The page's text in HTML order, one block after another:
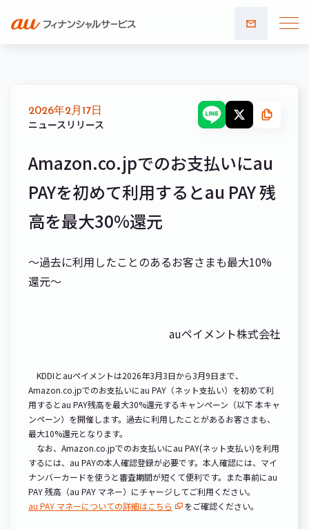
合わせ
2026年2月17日
ニュースリリース
Amazon.co.jpでのお支払いにau
PAYを初めて利用するとau PAY 残
高を最大30%還元
～過去に利用したことのあるお客さまも最大10%
還元～
auペイメント株式会社
KDDIとauペイメントは2026年3月3日から3月9日まで、
Amazon.co.jpでのお支払いにau PAY（ネット支払い）を初めて利
用するとau PAY残高を最大30%還元するキャンペーン（以下 本キャ
ンペーン）を開催します。過去に利用したことがあるお客さまも、
最大10%還元となります。
なお、Amazon.co.jpでのお支払いにau PAY(ネット支払い)を利用
するには、au PAYの本人確認登録が必要です。本人確認には、マイ
ナンバーカードを使うと審査期間が短くて便利です。また事前にau
PAY 残高（au PAY マネー）にチャージしてご利用ください。
au PAY マネーについての詳細はこちら
をご確認ください。